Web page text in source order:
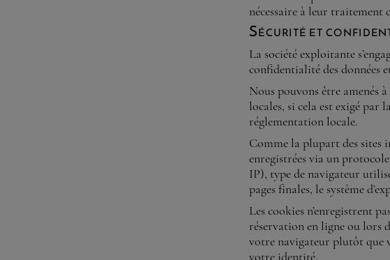
nécessaire à leur traitement
Sécurité et
La société exploitante
confidentialité des données
Nous pouvons être amenés
locales, si cela est exigé par
réglementation locale.
Comme la plupart des
enregistrées via un
IP), type de navigateur
pages finales, le système
Les cookies n’enregistrent
réservation en ligne ou lors
votre navigateur plutôt que
votre identité.